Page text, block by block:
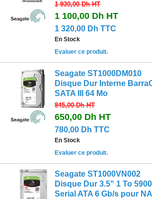
1 930,00 DhHT
1 100,00 Dh HT
1 320,00 Dh TTC
En Stock
Evaluer ce produit.
Seagate ST1000DM010
Disque Dur Interne
SATA III 64 Mo
845,00 DhHT
650,00 Dh HT
780,00 Dh TTC
En Stock
Evaluer ce produit.
Seagate ST1000VN002
Disque Dur 3.5" 1 To
Serial ATA 6 Gb/s pour